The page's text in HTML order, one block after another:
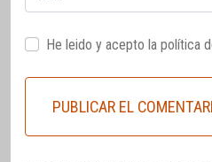
He leido y acepto la política